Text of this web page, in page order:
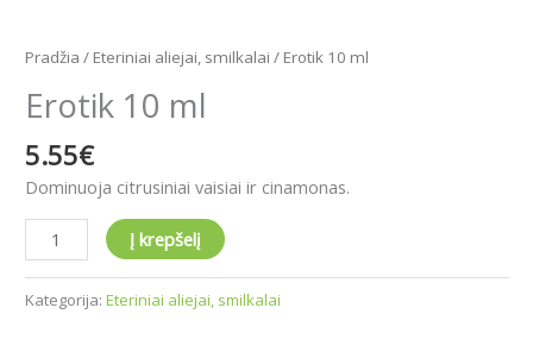
Pradžia / Eteriniai aliejai, smilkalai / Erotik 10 ml
Erotik 10 ml
5.55€
Dominuoja citrusiniai vaisiai ir cinamonas.
Į krepšelį
Kategorija: Eteriniai aliejai, smilkalai